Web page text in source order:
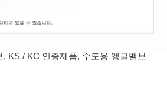
, KS / KC 인증제품, 수도용 앵글밸브